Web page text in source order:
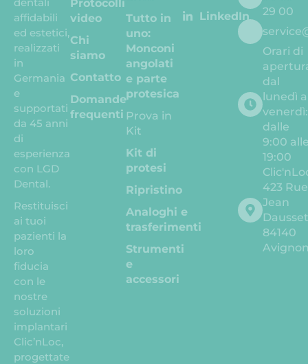
affidabili
ed estetici,
realizzati
in
Germania
e
supportati
da 45 anni
di
esperienza
con LGD
Dental.
Restituisci
ai tuoi
pazienti la
loro
fiducia
con le
nostre
soluzioni
implantari
Clic’nLoc,
progettate
Protocolli
video
Chi
siamo
Contatto
Domande
frequenti
Tutto in
uno:
Monconi
angolati
e parte
protesica
Prova in
Kit
Kit di
protesi
Ripristino
Analoghi e
trasferimenti
Strumenti
e
accessori
LinkedIn
29 00
Orari di
dal
lunedì
venerdì:
dalle
9:00
19:00
423 Rue
Jean
84140